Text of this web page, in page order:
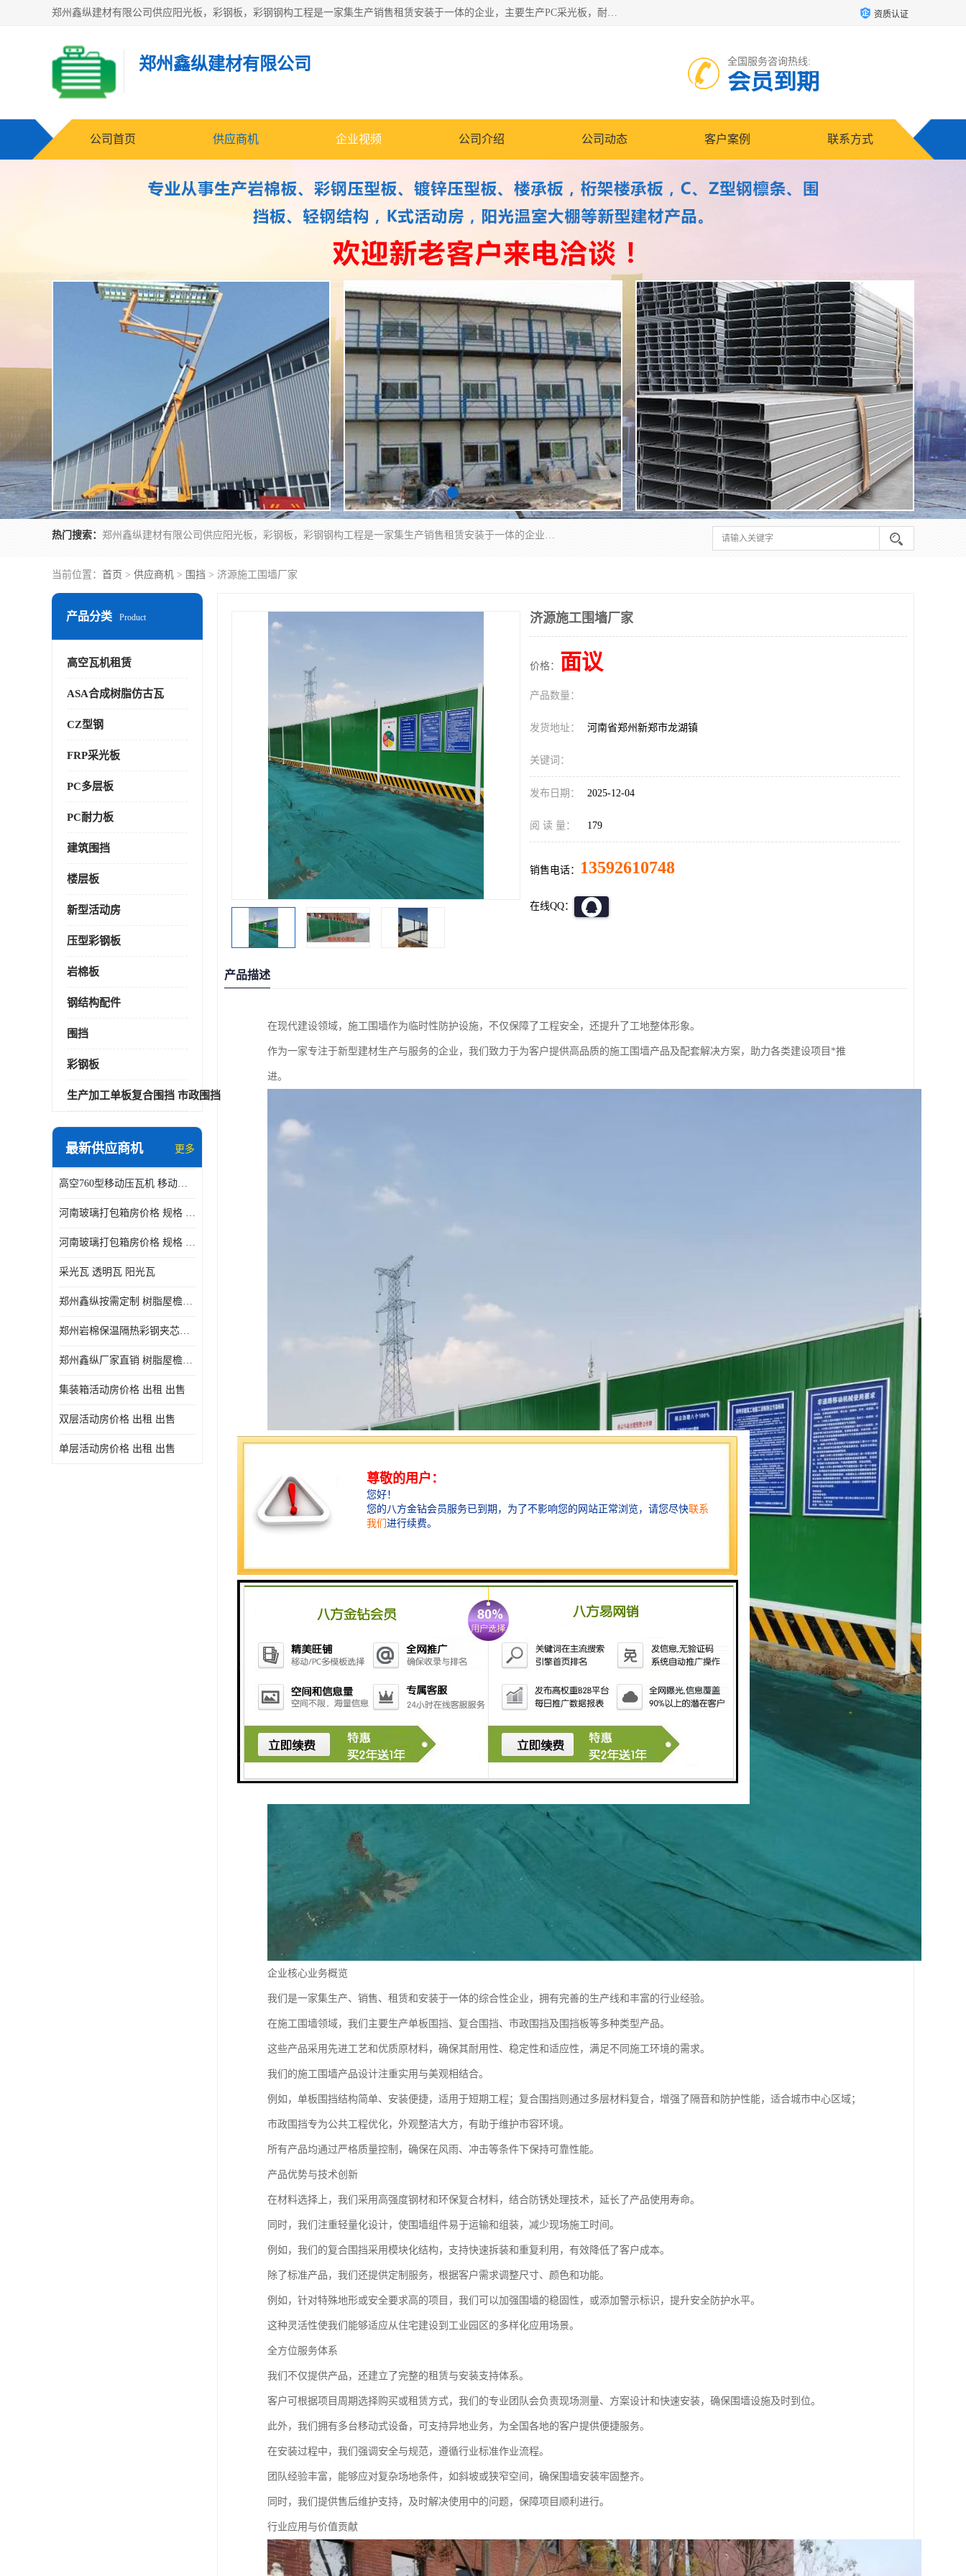
郑州鑫纵建材有限公司供应阳光板，彩钢板，彩钢钢构工程是一家集生产销售租赁安装于一体的企业，主要生产PC采光板，耐力板，仿古琉璃采光板，岩棉板、彩钢压型板、镀锌压型板、桁架楼承板，C、Z型钢檩条、围挡板、轻钢结构，阳光温室大棚等新型建材产品。公司旗下有多台移动式高空压瓦机租赁，承接全国各地业务，专业对外租赁各种型号压瓦机。 资质认证
郑州鑫纵建材有限公司 全国服务咨询热线:
会员到期
公司首页 供应商机 企业视频 公司介绍 公司动态 客户案例 联系方式
热门搜索： 郑州鑫纵建材有限公司供应阳光板，彩钢板，彩钢钢构工程是一家集生产销售租赁安装于一体的企业，主要生产PC采光板，耐力板，仿古琉璃采光板，岩棉板、彩钢压型板、镀锌压型板、桁架楼承板，C、Z型钢檩条、围挡板、轻钢结构，阳光温室大棚等新型建材产品。公司旗下有多台移动式高空压瓦机租赁，承接全国各地业务，专业对外租赁各种型号压瓦机。
当前位置： 首页 > 供应商机 > 围挡 > 济源施工围墙厂家
产品分类 Product
高空瓦机租赁
ASA合成树脂仿古瓦
CZ型钢
FRP采光板
PC多层板
PC耐力板
建筑围挡
楼层板
新型活动房
压型彩钢板
岩棉板
钢结构配件
围挡
彩钢板
生产加工单板复合围挡 市政围挡
最新供应商机 更多
高空760型移动压瓦机 移动升降制瓦设备租赁选郑州鑫纵
河南玻璃打包箱房价格 规格 鑫纵建材按需定制
河南玻璃打包箱房价格 规格 鑫纵建材批发
采光瓦 透明瓦 阳光瓦
郑州鑫纵按需定制 树脂屋檐装饰塑料琉璃瓦片 中式仿古瓦的特点 价格
郑州岩棉保温隔热彩钢夹芯板 郑州鑫纵支持定做
郑州鑫纵厂家直销 树脂屋檐装饰塑料琉璃瓦片 中式仿古瓦的特点 价格
集装箱活动房价格 出租 出售
双层活动房价格 出租 出售
单层活动房价格 出租 出售
济源施工围墙厂家
价格： 面议
产品数量：
发货地址： 河南省郑州新郑市龙湖镇
关键词：
发布日期： 2025-12-04
阅 读 量： 179
销售电话： 13592610748
在线QQ：
产品描述
在现代建设领域，施工围墙作为临时性防护设施，不仅保障了工程安全，还提升了工地整体形象。
作为一家专注于新型建材生产与服务的企业，我们致力于为客户提供高品质的施工围墙产品及配套解决方案，助力各类建设项目*推
进。
企业核心业务概览
我们是一家集生产、销售、租赁和安装于一体的综合性企业，拥有完善的生产线和丰富的行业经验。
在施工围墙领域，我们主要生产单板围挡、复合围挡、市政围挡及围挡板等多种类型产品。
这些产品采用先进工艺和优质原材料，确保其耐用性、稳定性和适应性，满足不同施工环境的需求。
我们的施工围墙产品设计注重实用与美观相结合。
例如，单板围挡结构简单、安装便捷，适用于短期工程；复合围挡则通过多层材料复合，增强了隔音和防护性能，适合城市中心区域；
市政围挡专为公共工程优化，外观整洁大方，有助于维护市容环境。
所有产品均通过严格质量控制，确保在风雨、冲击等条件下保持可靠性能。
产品优势与技术创新
在材料选择上，我们采用高强度钢材和环保复合材料，结合防锈处理技术，延长了产品使用寿命。
同时，我们注重轻量化设计，使围墙组件易于运输和组装，减少现场施工时间。
例如，我们的复合围挡采用模块化结构，支持快速拆装和重复利用，有效降低了客户成本。
除了标准产品，我们还提供定制服务，根据客户需求调整尺寸、颜色和功能。
例如，针对特殊地形或安全要求高的项目，我们可以加强围墙的稳固性，或添加警示标识，提升安全防护水平。
这种灵活性使我们能够适应从住宅建设到工业园区的多样化应用场景。
全方位服务体系
我们不仅提供产品，还建立了完整的租赁与安装支持体系。
客户可根据项目周期选择购买或租赁方式，我们的专业团队会负责现场测量、方案设计和快速安装，确保围墙设施及时到位。
此外，我们拥有多台移动式设备，可支持异地业务，为全国各地的客户提供便捷服务。
在安装过程中，我们强调安全与规范，遵循行业标准作业流程。
团队经验丰富，能够应对复杂场地条件，如斜坡或狭窄空间，确保围墙安装牢固整齐。
同时，我们提供售后维护支持，及时解决使用中的问题，保障项目顺利进行。
行业应用与价值贡献